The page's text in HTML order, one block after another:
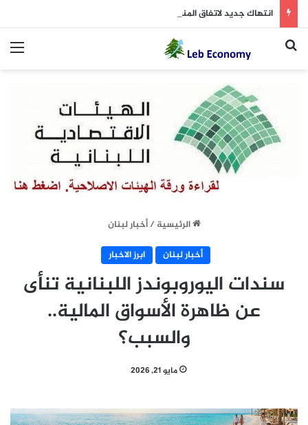
انتهاك جديد لاتفاق المنطقة التجريبية: ساتر ترابي جديد!
بحث عن
الرئيسية / أخبار لبنان
أخبار لبنان
ابرز الاخبار
سندات اليوروبوندز اللبنانية تنأى
عن ظاهرة الأسواق المالية..
والسبب؟
مايو 21, 2026